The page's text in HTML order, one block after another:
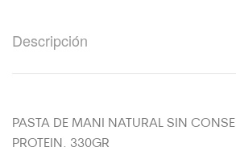
Descripción
PASTA DE MANI NATURAL SIN
PROTEIN. 330GR